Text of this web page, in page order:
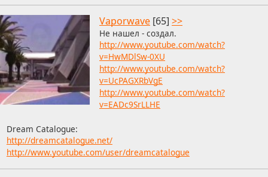
Vaporwave [65] >>
Не нашел - создал.
http://www.youtube.com/watch?
v=HwMDlSw-0XU
http://www.youtube.com/watch?
v=UcPAGXRbVgE
http://www.youtube.com/watch?
v=EADc9SrLLHE
Dream Catalogue:
http://dreamcatalogue.net/
http://www.youtube.com/user/dreamcatalogue